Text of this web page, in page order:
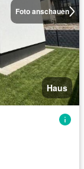
Foto anschauen
Haus